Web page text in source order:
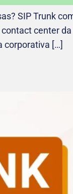
SIP Trunk
center
corporativa […]